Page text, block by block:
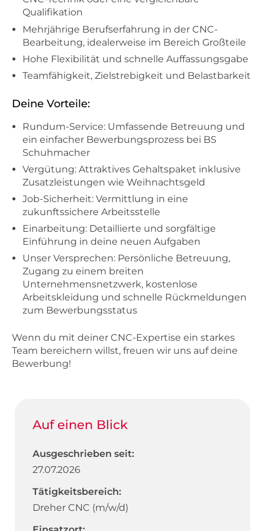
Qualifikation
Mehrjährige Berufserfahrung in der CNC-
Bearbeitung, idealerweise im Bereich Großteile
Hohe Flexibilität und schnelle Auffassungsgabe
Teamfähigkeit, Zielstrebigkeit und Belastbarkeit
Deine Vorteile:
Rundum-Service: Umfassende Betreuung und
ein einfacher Bewerbungsprozess bei BS
Schuhmacher
Vergütung: Attraktives Gehaltspaket inklusive
Zusatzleistungen wie Weihnachtsgeld
Job-Sicherheit: Vermittlung in eine
zukunftssichere Arbeitsstelle
Einarbeitung: Detaillierte und sorgfältige
Einführung in deine neuen Aufgaben
Unser Versprechen: Persönliche Betreuung,
Zugang zu einem breiten
Unternehmensnetzwerk, kostenlose
Arbeitskleidung und schnelle Rückmeldungen
zum Bewerbungsstatus
Wenn du mit deiner CNC-Expertise ein starkes
Team bereichern willst, freuen wir uns auf deine
Bewerbung!
Auf einen Blick
Ausgeschrieben seit:
27.07.2026
Tätigkeitsbereich:
Dreher CNC (m/w/d)